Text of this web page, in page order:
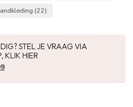
(22)
STEL JE VRAAG VIA
KLIK HIER